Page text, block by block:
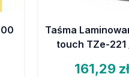
Taśma
touch TZe-221
161,29